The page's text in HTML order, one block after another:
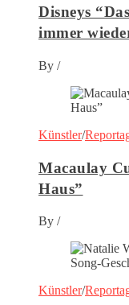
Disneys
immer
By /
Künstler/
Macaulay
Haus”
By /
Künstler/